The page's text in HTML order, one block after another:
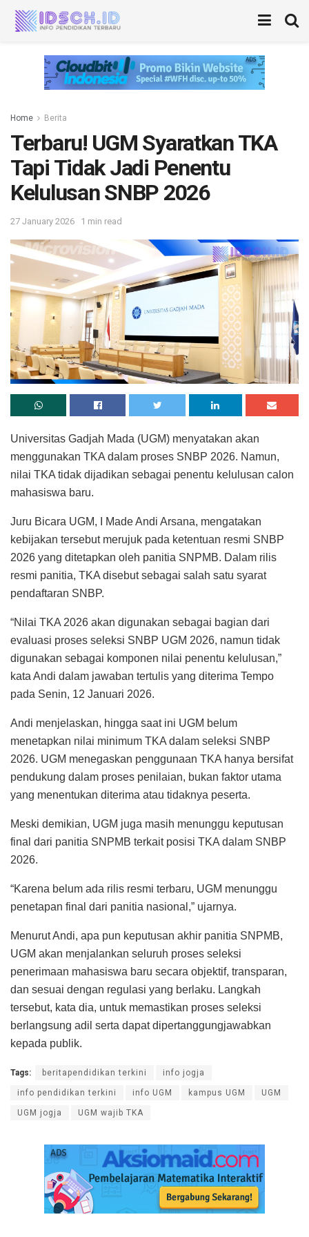
Home Berita
Terbaru! UGM Syaratkan TKA
Tapi Tidak Jadi Penentu
Kelulusan SNBP 2026
27 January 2026 1 min read
Universitas Gadjah Mada (UGM) menyatakan akan
menggunakan TKA dalam proses SNBP 2026. Namun,
nilai TKA tidak dijadikan sebagai penentu kelulusan calon
mahasiswa baru.
Juru Bicara UGM, I Made Andi Arsana, mengatakan
kebijakan tersebut merujuk pada ketentuan resmi SNBP
2026 yang ditetapkan oleh panitia SNPMB. Dalam rilis
resmi panitia, TKA disebut sebagai salah satu syarat
pendaftaran SNBP.
“Nilai TKA 2026 akan digunakan sebagai bagian dari
evaluasi proses seleksi SNBP UGM 2026, namun tidak
digunakan sebagai komponen nilai penentu kelulusan,”
kata Andi dalam jawaban tertulis yang diterima Tempo
pada Senin, 12 Januari 2026.
Andi menjelaskan, hingga saat ini UGM belum
menetapkan nilai minimum TKA dalam seleksi SNBP
2026. UGM menegaskan penggunaan TKA hanya bersifat
pendukung dalam proses penilaian, bukan faktor utama
yang menentukan diterima atau tidaknya peserta.
Meski demikian, UGM juga masih menunggu keputusan
final dari panitia SNPMB terkait posisi TKA dalam SNBP
2026.
“Karena belum ada rilis resmi terbaru, UGM menunggu
penetapan final dari panitia nasional,” ujarnya.
Menurut Andi, apa pun keputusan akhir panitia SNPMB,
UGM akan menjalankan seluruh proses seleksi
penerimaan mahasiswa baru secara objektif, transparan,
dan sesuai dengan regulasi yang berlaku. Langkah
tersebut, kata dia, untuk memastikan proses seleksi
berlangsung adil serta dapat dipertanggungjawabkan
kepada publik.
Tags: beritapendidikan terkini info jogja
info pendidikan terkini info UGM kampus UGM UGM
UGM jogja UGM wajib TKA